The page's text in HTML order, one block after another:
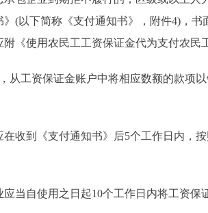
(以下简称《支付通知书》，附件4)，书
《使用农民工工资保证金代为支付农民
工资保证金账户中将相应数额的款项以
到《支付通知书》后5个工作日内，按
自使用之日起10个工作日内将工资保证